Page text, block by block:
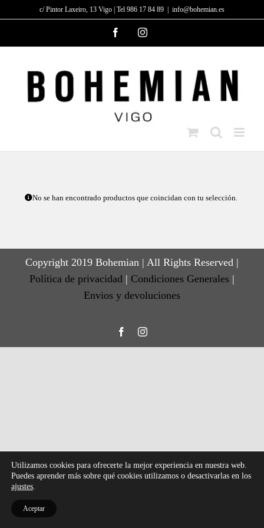
c/ Pintor Laxeiro, 13 Vigo | Tel 986 17 84 89 info@bohemian.es
FacebookInstagram
No se han encontrado productos que coincidan con tu selección.
Copyright 2019 Bohemian | All Rights Reserved |
Política de privacidad | Condiciones Generales |
Envios y devoluciones
FacebookInstagram
Utilizamos cookies para ofrecerte la mejor experiencia en nuestra web.
Puedes aprender más sobre qué cookies utilizamos o desactivarlas en los
ajustes.
Aceptar